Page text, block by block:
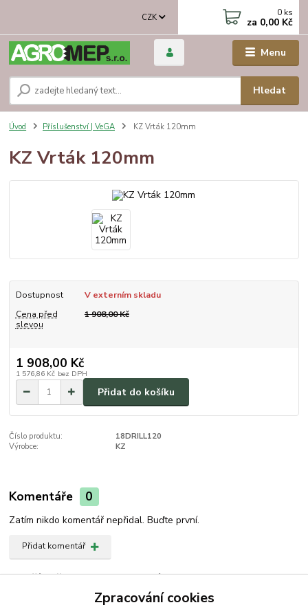
Menu
CZK
Hledat
0 ks
za 0,00 Kč
Úvod Příslušenství | VeGA KZ Vrták 120mm
KZ Vrták 120mm
Dostupnost
V externím skladu
Cena před
slevou
1 908,00 Kč
1 908,00 Kč
1 576,86 Kč bez DPH
Přidat do košíku
Číslo produktu:
18DRILL120
Výrobce:
KZ
Komentáře 0
Zatím nikdo komentář nepřidal. Buďte první.
Přidat komentář
Zboží zařazeno v kategoriích
Příslušenství | VeGAZpracování cookies